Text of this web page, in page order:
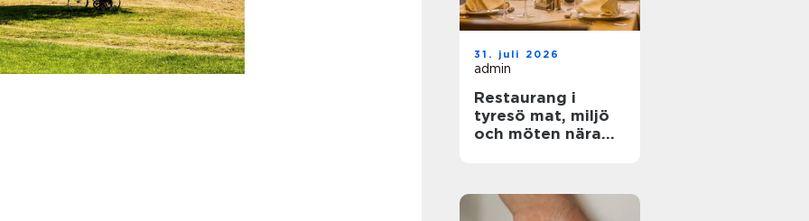
31. juli 2026
admin
Restaurang i
tyresö mat, miljö
och möten nära